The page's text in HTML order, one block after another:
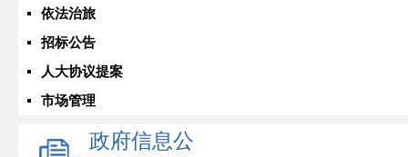
依法治旅
招标公告
人大协议提案
市场管理
政府信息公